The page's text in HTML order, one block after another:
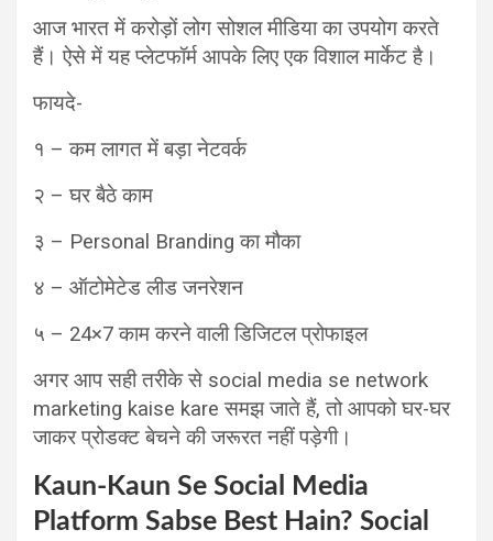
आज भारत में करोड़ों लोग सोशल मीडिया का उपयोग करते
हैं। ऐसे में यह प्लेटफॉर्म आपके लिए एक विशाल मार्केट है।
फायदे-
१ – कम लागत में बड़ा नेटवर्क
२ – घर बैठे काम
३ – Personal Branding का मौका
४ – ऑटोमेटेड लीड जनरेशन
५ – 24×7 काम करने वाली डिजिटल प्रोफाइल
अगर आप सही तरीके से social media se network
marketing kaise kare समझ जाते हैं, तो आपको घर-घर
जाकर प्रोडक्ट बेचने की जरूरत नहीं पड़ेगी।
Kaun-Kaun Se Social Media
Platform Sabse Best Hain? Social